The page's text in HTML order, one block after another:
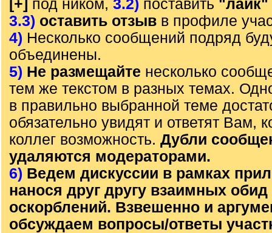
[+] под ником, 3.2) поставить "лайк"
3.3) оставить отзыв в профиле
4) Несколько сообщений подряд
объединены.
5) Не размещайте несколько
тем же текстом в разных темах.
в правильно выбранной теме
обязательно увидят и ответят Вам,
коллег возможность. Дубли
удаляются модераторами.
6) Ведем дискуссии в рамках
нанося друг другу взаимных обид
оскорблений. Взвешенно и
обсуждаем вопросы/ответы